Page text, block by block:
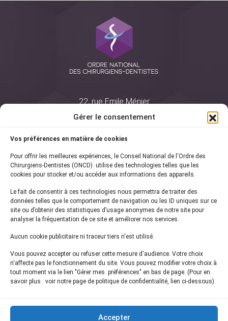
Gérer le consentement
Vos préférences en matière de cookies
Pour offrir les meilleures expériences, le Conseil National de l'Ordre des
Chirurgiens-Dentistes (ONCD) utilise des technologies telles que les
cookies pour stocker et/ou accéder aux informations des appareils.
Le fait de consentir à ces technologies nous permettra de traiter des
données telles que le comportement de navigation ou les ID uniques sur ce
site ou d’obtenir des statistiques d’usage anonymes de notre site pour
analyser la fréquentation de ce site et améliorer nos services.
Aucun cookie publicitaire ni traceur tiers n'est utilisé.
Vous pouvez accepter ou refuser cette mesure d'audience. Votre choix
n'affecte pas le fonctionnement du site. Vous pouvez modifier votre choix à
tout moment via le lien "Gérer mes préférences" en bas de page. (Pour en
savoir plus : voir notre page de politique de confidentialité, lien ci-dessous)
Accepter
22, rue Emile Ménier
75761 Paris Cedex 16
01 44 34 78 80
courrier@oncd.org
Actualités
Presse
Informations légales
Plan du site
Inscrivez-vous à notrenewsletter